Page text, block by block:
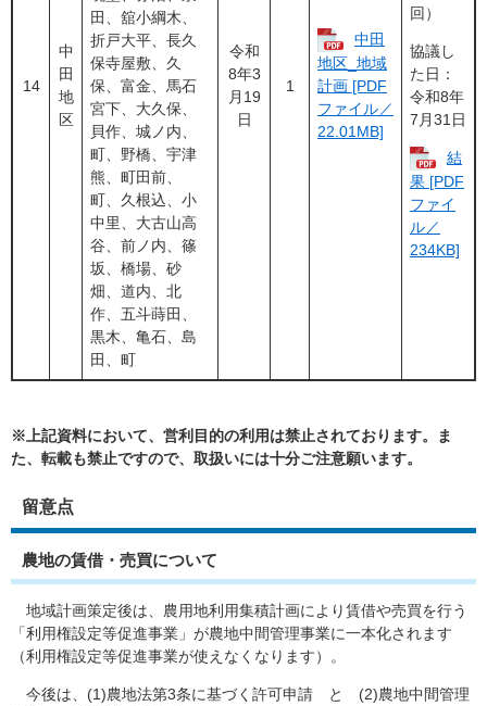
14
中
田
地
区
田、舘小綱木、
折戸大平、長久
保寺屋敷、久
保、富金、馬石
宮下、大久保、
貝作、城ノ内、
町、野橋、宇津
熊、町田前、
町、久根込、小
中里、大古山高
谷、前ノ内、篠
坂、橋場、砂
畑、道内、北
作、五斗蒔田、
黒木、亀石、島
田、町
令和
8年3
月19
日
1
中田
地区_地域
計画 [PDF
ファイル／
22.01MB]
回）
協議し
た日：
令和8年
7月31日
結
果 [PDF
ファイ
ル／
234KB]
※上記資料において、営利目的の利用は禁止されております。ま
た、転載も禁止ですので、取扱いには十分ご注意願います。
留意点
農地の賃借・売買について
地域計画策定後は、農用地利用集積計画により賃借や売買を行う
「利用権設定等促進事業」が農地中間管理事業に一本化されます
（利用権設定等促進事業が使えなくなります）。
今後は、(1)農地法第3条に基づく許可申請 と (2)農地中間管理